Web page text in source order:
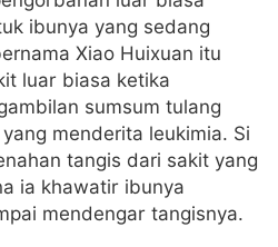
ibunya yang sedang
Xiao Huixuan itu
luar biasa ketika
sumsum tulang
menderita leukimia. Si
tangis dari sakit yang
ia khawatir ibunya
mendengar tangisnya.